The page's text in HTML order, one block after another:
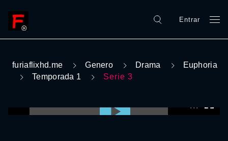
Entrar
furiaflixhd.me Genero Drama
Euphoria
Temporada 1
Serie 3